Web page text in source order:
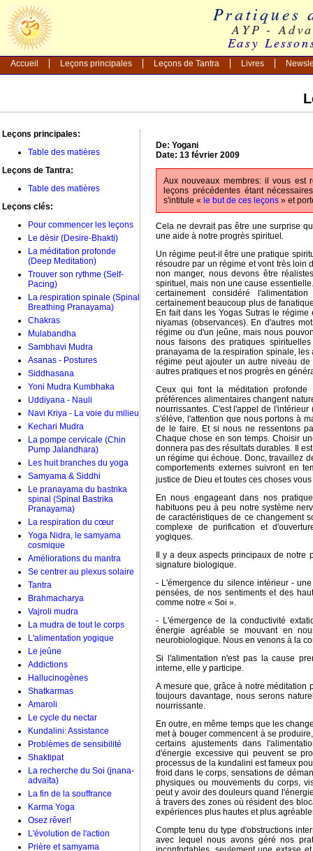
Accueil Leçons principales Leçons de Tantra Livres
Leçons principales:
Table des matières
Leçons de Tantra:
Table des matières
Leçons clés:
Pour commencer les leçons
Le désir (Desire-Bhakti)
La méditation profonde
(Deep Meditation)
Trouver son rythme (Self-
Pacing)
La respiration spinale (Spinal
Breathing Pranayama)
Chakras
Mulabandha
Sambhavi Mudra
Asanas - Postures
Siddhasana
Yoni Mudra Kumbhaka
Uddiyana - Nauli
Navi Kriya - La voie du milieu
Kechari Mudra
La pompe cervicale (Chin
Pump Jalandhara)
Les huit branches du yoga
Samyama & Siddhi
Le pranayama du bastrika
spinal (Spinal Bastrika
Pranayama)
La respiration du cœur
Yoga Nidra, le samyama
cosmique
Améliorations du mantra
Se centrer au plexus solaire
Tantra
Brahmacharya
Vajroli mudra
La mudra de tout le corps
L'alimentation yogique
Le jeûne
Addictions
Hallucinogènes
Shatkarmas
Amaroli
Le cycle du nectar
Kundalini: Assistance
Problèmes de sensibilité
Shaktipat
La recherche du Soi (jnana-
advaïta)
La fin de la souffrance
Karma Yoga
Osez rêver!
L'évolution de l'action
Prière et samyama
De: Yogani
Date: 13 février 2009
Aux nouveaux membres: il vous est
leçons précédentes étant
s'intitule « le but de ces leçons » et
Cela ne devrait pas être une surprise
une aide à notre progrès spirituel.
Un régime peut-il être une pratique
résoudre par un régime et vont très loin
non manger, nous devons être
spirituel, mais non une cause
certainement considéré
certainement beaucoup plus de
En fait dans les Yogas Sutras le
niyamas (observances). En d'autres
régime ou d'un jeûne, mais nous
nous faisons des pratiques
pranayama de la respiration spinale, les
régime peut ajouter un autre niveau
autres pratiques et nos progrès en
Ceux qui font la méditation profonde
préférences alimentaires changent
nourrissantes. C'est l'appel de
s'élève, l'attention que nous portons à
de le faire. Et si nous ne ressentons
Chaque chose en son temps. Choisir
donnera pas des résultats durables. Il
un régime qui échoue. Donc, travaillez
comportements externes suivront en
justice de Dieu et toutes ces choses
En nous engageant dans nos
habituons peu à peu notre système
de caractéristiques de ce changement
complexe de purification et
yogiques.
Il y a deux aspects principaux de
signature biologique.
- L'émergence du silence intérieur -
pensées, de nos sentiments et des
comme notre « Soi ».
- L'émergence de la conductivité
énergie agréable se mouvant en
neurobiologique. Nous en venons à la
Si l'alimentation n'est pas la cause
interne, elle y participe.
A mesure que, grâce à notre
toujours davantage, nous serons
nourrissante.
En outre, en même temps que les
met à bouger commencent à se
certains ajustements dans
d'énergie excessive qui peuvent se
processus de la kundalini est fameux
froid dans le corps, sensations de
physiques ou mouvements du corps,
peut y avoir des douleurs quand
à travers des zones où résident des
expériences plus hautes et plus
Compte tenu du type d'obstructions
avec lequel nous avons géré nos